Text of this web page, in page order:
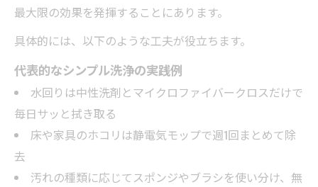
最大限の効果を発揮することにあります。
具体的には、以下のような工夫が役立ちます。
代表的なシンプル洗浄の実践例
水回りは中性洗剤とマイクロファイバークロスだけで
毎日サッと拭き取る
床や家具のホコリは静電気モップで週1回まとめて除
去
汚れの種類に応じてスポンジやブラシを使い分け、無